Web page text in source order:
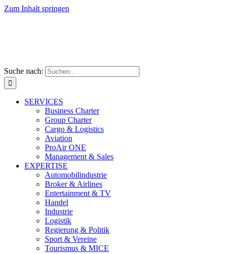
Zum Inhalt springen
Suche nach:
SERVICES
Business Charter
Group Charter
Cargo & Logistics
Aviation
ProAir ONE
Management & Sales
EXPERTISE
Automobilindustrie
Broker & Airlines
Entertainment & TV
Handel
Industrie
Logistik
Regierung & Politik
Sport & Vereine
Tourismus & MICE